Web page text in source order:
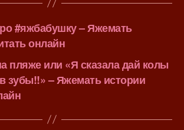
#яжбабушку – Яжемать
онлайн
пляже или «Я сказала дай колы
зубы!!» – Яжемать истории